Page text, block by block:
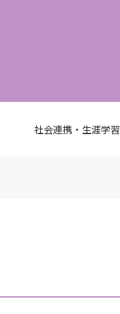
社会連携・生涯学習